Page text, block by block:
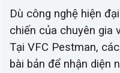
Dù công nghệ hiện
chiến của chuyên gia
Tại VFC Pestman,
bài bản để nhận diện